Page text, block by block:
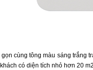
cùng tông màu sáng trắng
có diện tích nhỏ hơn 20